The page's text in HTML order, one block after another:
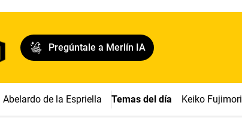
Pregúntale a Merlín IA
Abelardo de la Espriella Temas del día Keiko Fujimori